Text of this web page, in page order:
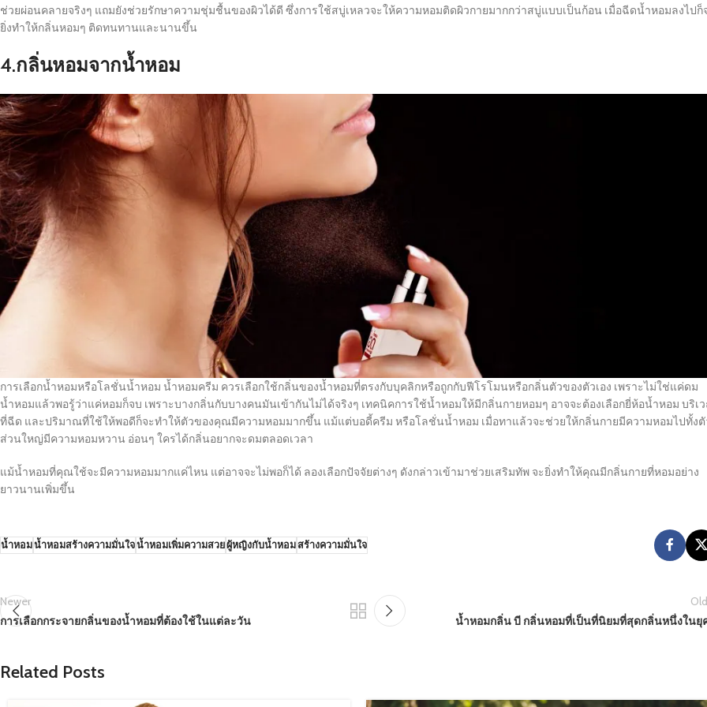
ช่วยผ่อนคลายจริงๆ แถมยังช่วยรักษาความชุ่มชื้นของผิวได้ดี ซึ่งการใช้สบู่เหลวจะให้ความหอมติดผิวกายมากกว่าสบู่แบบเป็นก้อน เมื่อฉีดน้ำหอมลงไปก็
ยิ่งทำให้กลิ่นหอมๆ ติดทนทานและนานขึ้น
4.กลิ่นหอมจากน้ำหอม
การเลือกน้ำหอมหรือโลชั่นน้ำหอม น้ำหอมครีม ควรเลือกใช้กลิ่นของน้ำหอมที่ตรงกับบุคลิกหรือถูกกับฟีโรโมนหรือกลิ่นตัวของตัวเอง เพราะไม่ใช่แค่ดม
น้ำหอมแล้วพอรู้ว่าแค่หอมก็จบ เพราะบางกลิ่นกับบางคนมันเข้ากันไม่ได้จริงๆ เทคนิคการใช้น้ำหอมให้มีกลิ่นกายหอมๆ อาจจะต้องเลือกยี่ห้อน้ำหอม บริเ
ที่ฉีด และปริมาณที่ใช้ให้พอดีก็จะทำให้ตัวของคุณมีความหอมมากขึ้น แม้แต่บอดี้ครีม หรือโลชั่นน้ำหอม เมื่อทาแล้วจะช่วยให้กลิ่นกายมีความหอมไปทั้ง
ส่วนใหญ่มีความหอมหวาน อ่อนๆ ใครได้กลิ่นอยากจะดมตลอดเวลา
แม้น้ำหอมที่คุณใช้จะมีความหอมมากแค่ไหน แต่อาจจะไม่พอก็ได้ ลองเลือกปัจจัยต่างๆ ดังกล่าวเข้ามาช่วยเสริมทัพ จะยิ่งทำให้คุณมีกลิ่นกายที่หอมอย่าง
ยาวนานเพิ่มขึ้น
น้ำหอมน้ำหอมสร้างความมั่นใจน้ำหอมเพิ่มความสวยผู้หญิงกับน้ำหอมสร้างความมั่นใจ
Newer
การเลือกกระจายกลิ่นของน้ำหอมที่ต้องใช้ในแต่ละวัน
น้ำหอมกลิ่น บี กลิ่นหอมที่เป็นที่นิยมที่สุดกลิ่นหนึ่งในยุ
Related Posts